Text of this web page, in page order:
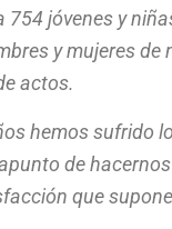
754 jóvenes y
y mujeres
actos.
hemos sufrido
de
que